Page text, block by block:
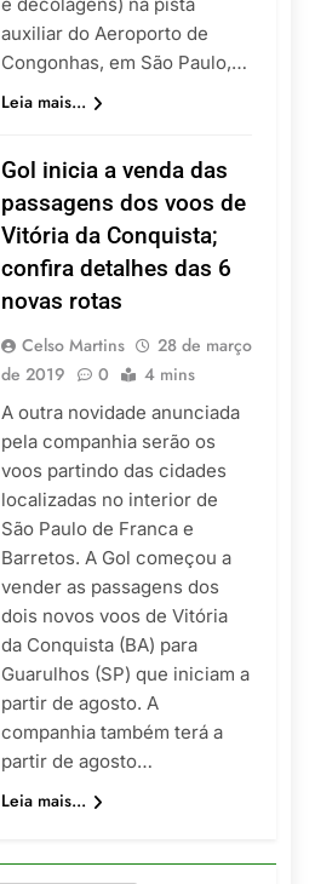
auxiliar do Aeroporto de
Congonhas, em São Paulo,…
Leia mais...
Gol inicia a venda das
passagens dos voos de
Vitória da Conquista;
confira detalhes das 6
novas rotas
Celso Martins
28 de março
de 2019
0 4 mins
A outra novidade anunciada
pela companhia serão os
voos partindo das cidades
localizadas no interior de
São Paulo de Franca e
Barretos. A Gol começou a
vender as passagens dos
dois novos voos de Vitória
da Conquista (BA) para
Guarulhos (SP) que iniciam a
partir de agosto. A
companhia também terá a
partir de agosto…
Leia mais...